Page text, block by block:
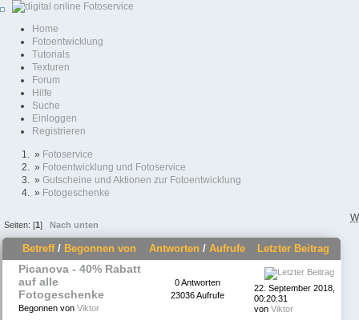
Home
Fotoentwicklung
Tutorials
Texturen
Forum
Hilfe
Suche
Einloggen
Registrieren
» Fotoservice
» Fotoentwicklung und Fotoservice
» Gutscheine und Aktionen zur Fotoentwicklung
» Fotogeschenke
Seiten: [1] Nach unten
Betreff/ Begonnen von Antworten / Aufrufe
Letzter Beitrag
Picanova - 40% Rabatt
auf alle
Fotogeschenke
Begonnen von Viktor
0 Antworten
23036 Aufrufe
22. September 2018,
00:20:31
von Viktor